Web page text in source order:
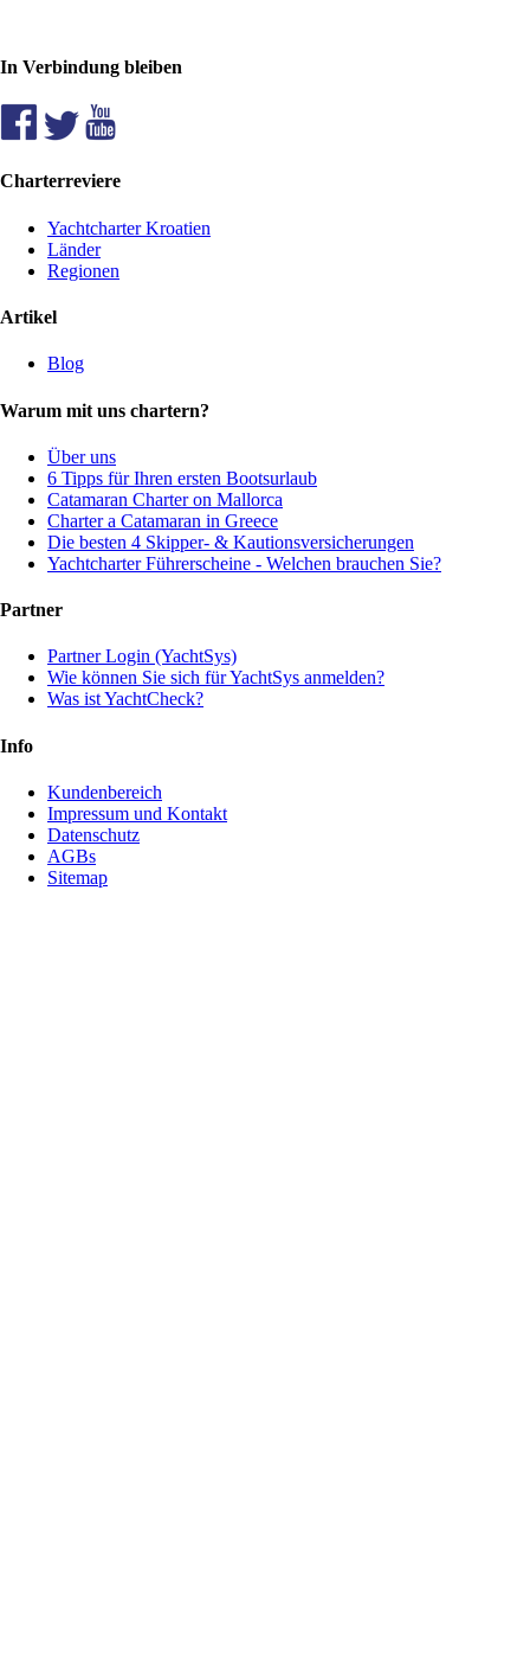
In Verbindung bleiben
Charterreviere
Yachtcharter Kroatien
Länder
Regionen
Artikel
Blog
Warum mit uns chartern?
Über uns
6 Tipps für Ihren ersten Bootsurlaub
Catamaran Charter on Mallorca
Charter a Catamaran in Greece
Die besten 4 Skipper- & Kautionsversicherungen
Yachtcharter Führerscheine - Welchen brauchen Sie?
Partner
Partner Login (YachtSys)
Wie können Sie sich für YachtSys anmelden?
Was ist YachtCheck?
Info
Kundenbereich
Impressum und Kontakt
Datenschutz
AGBs
Sitemap